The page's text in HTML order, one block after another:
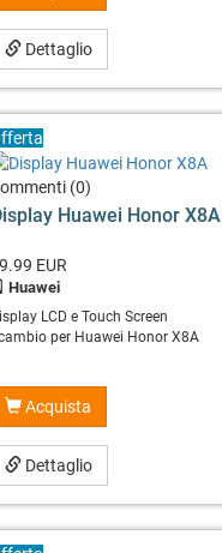
Dettaglio
(0)
Huawei Honor X8A
EUR
Huawei
LCD e Touch Screen
per Huawei Honor X8A
Acquista
Dettaglio